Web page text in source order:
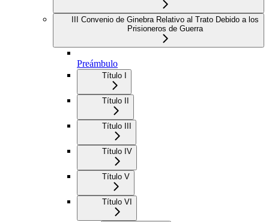
III Convenio de Ginebra Relativo al Trato Debido a los
Prisioneros de Guerra
Preámbulo
Título I
Título II
Título III
Título IV
Título V
Título VI